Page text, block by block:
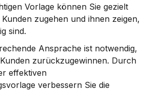
Vorlage können Sie gezielt
zugehen und ihnen zeigen,
sind.
Ansprache ist notwendig,
zurückzugewinnen. Durch
effektiven
verbessern Sie die